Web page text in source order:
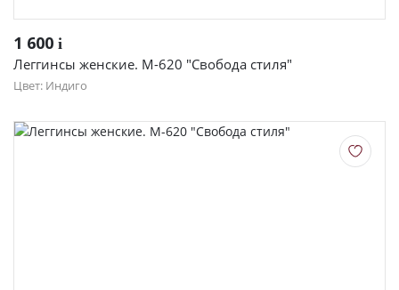
1 600 i
Леггинсы женские. М-620 "Свобода стиля"
Цвет: Индиго